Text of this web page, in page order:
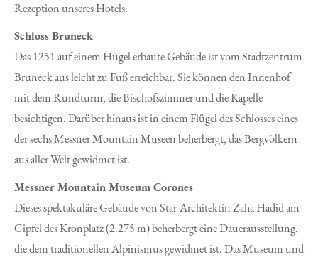
Rezeption unseres Hotels.
Schloss Bruneck
Das 1251 auf einem Hügel erbaute Gebäude ist vom Stadtzentrum
Bruneck aus leicht zu Fuß erreichbar. Sie können den Innenhof
mit dem Rundturm, die Bischofszimmer und die Kapelle
besichtigen. Darüber hinaus ist in einem Flügel des Schlosses eines
der sechs Messner Mountain Museen beherbergt, das Bergvölkern
aus aller Welt gewidmet ist.
Messner Mountain Museum Corones
Dieses spektakuläre Gebäude von Star-Architektin Zaha Hadid am
Gipfel des Kronplatz (2.275 m) beherbergt eine Dauerausstellung,
die dem traditionellen Alpinismus gewidmet ist. Das Museum und